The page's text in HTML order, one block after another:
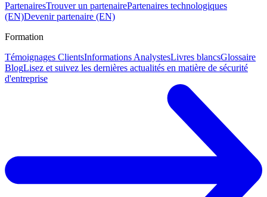
PartenairesTrouver un partenairePartenaires technologiques
(EN)Devenir partenaire (EN)
Formation
Témoignages ClientsInformations AnalystesLivres blancsGlossaire
BlogLisez et suivez les dernières actualités en matière de sécurité
d'entreprise